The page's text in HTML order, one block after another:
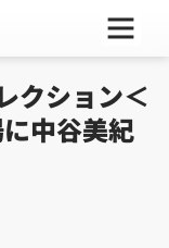
ー
ー
ー
クション＜
中谷美紀